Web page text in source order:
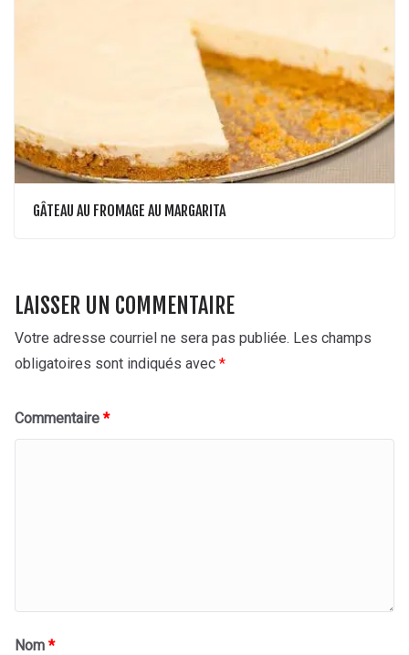
GÂTEAU AU FROMAGE AU MARGARITA
LAISSER UN COMMENTAIRE
Votre adresse courriel ne sera pas publiée. Les champs
obligatoires sont indiqués avec *
Commentaire *
Nom *